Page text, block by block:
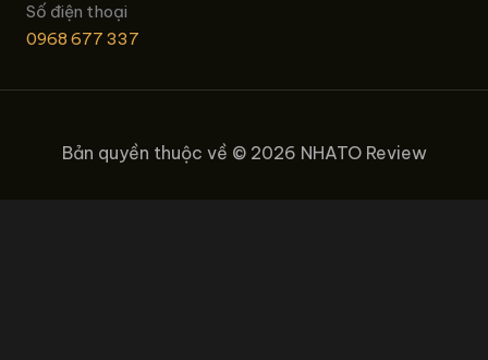
Số điện thoại
0968 677 337
Bản quyền thuộc về © 2026 NHATO Review